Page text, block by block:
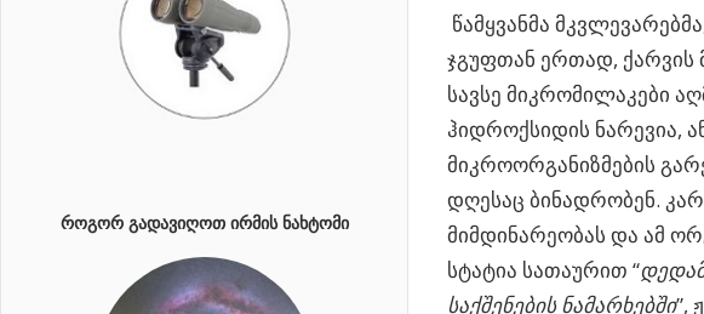
წამყვანმა
ჯგუფთან ერთად, ქარვის
სავსე მიკრომილაკები
ჰიდროქსიდის ნარევია,
მიკროორგანიზმების
დღესაც ბინადრობენ.
მიმდინარეობას და ამ
სტატია სათაურით “
საქშენების ნამარხებში”,
ᲠᲝᲒᲝᲠ ᲒᲐᲓᲐᲕᲘᲦᲝᲗ ᲘᲠᲛᲘᲡ ᲜᲐᲮᲢᲝᲛᲘ